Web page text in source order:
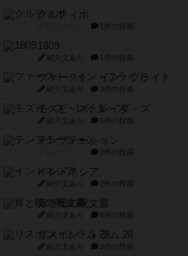
クルティボ
1件の投稿
1809
紹介文あり 1件の投稿
ファースト・イン・フライト
紹介文あり 3件の投稿
モズビ－ズ・レイダ－ズ
紹介文あり 1件の投稿
テンプテーション
2件の投稿
インドネシア
紹介文あり 2件の投稿
宵と暁の呪文書
紹介文あり 8件の投稿
リスボン・トラム 28
紹介文あり 9件の投稿